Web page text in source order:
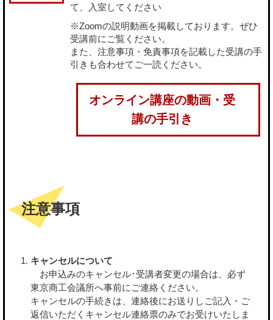
て、入室してください
※Zoomの説明動画を掲載しております。ぜひ
受講前にご覧ください。
また、注意事項・免責事項を記載した受講の手
引きも合わせてご一読ください。
オンライン講座の動画・受
講の手引き
注意事項
キャンセルについて
お申込みのキャンセル･受講者変更の場合は、必ず
東京商工会議所へ事前にご連絡ください。
キャンセルの手続きは、連絡後にお送りしご記入・ご
返信いただくキャンセル連絡票のみでお受けいたしま